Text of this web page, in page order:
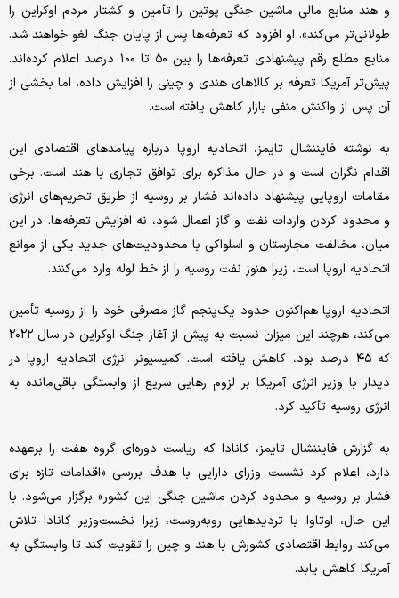
و هند منابع مالی ماشین جنگی پوتین را تأمین و کشتار مردم اوکراین را
طولانی‌تر می‌کند». او افزود که تعرفه‌ها پس از پایان جنگ لغو خواهند شد.
منابع مطلع رقم پیشنهادی تعرفه‌ها را بین ۵۰ تا ۱۰۰ درصد اعلام کرده‌اند.
پیش‌تر آمریکا تعرفه بر کالاهای هندی و چینی را افزایش داده، اما بخشی از
آن پس از واکنش منفی بازار کاهش یافته است.
به نوشته فایننشال تایمز، اتحادیه اروپا درباره پیامدهای اقتصادی این
اقدام نگران است و در حال مذاکره برای توافق تجاری با هند است. برخی
مقامات اروپایی پیشنهاد داده‌اند فشار بر روسیه از طریق تحریم‌های انرژی
و محدود کردن واردات نفت و گاز اعمال شود، نه افزایش تعرفه‌ها. در این
میان، مخالفت مجارستان و اسلواکی با محدودیت‌های جدید یکی از موانع
اتحادیه اروپا است، زیرا هنوز نفت روسیه را از خط لوله وارد می‌کنند.
اتحادیه اروپا هم‌اکنون حدود یک‌پنجم گاز مصرفی خود را از روسیه تأمین
می‌کند، هرچند این میزان نسبت به پیش از آغاز جنگ اوکراین در سال ۲۰۲۲
که ۴۵ درصد بود، کاهش یافته است. کمیسیونر انرژی اتحادیه اروپا در
دیدار با وزیر انرژی آمریکا بر لزوم رهایی سریع از وابستگی باقی‌مانده به
انرژی روسیه تأکید کرد.
به گزارش فایننشال تایمز، کانادا که ریاست دوره‌ای گروه هفت را برعهده
دارد، اعلام کرد نشست وزرای دارایی با هدف بررسی «اقدامات تازه برای
فشار بر روسیه و محدود کردن ماشین جنگی این کشور» برگزار می‌شود. با
این حال، اوتاوا با تردیدهایی روبه‌روست، زیرا نخست‌وزیر کانادا تلاش
می‌کند روابط اقتصادی کشورش با هند و چین را تقویت کند تا وابستگی به
آمریکا کاهش یابد.